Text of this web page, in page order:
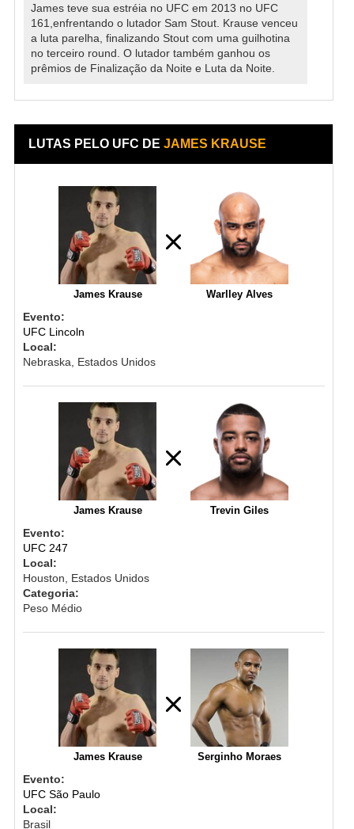
James teve sua estréia no UFC em 2013 no UFC
161,enfrentando o lutador Sam Stout. Krause venceu
a luta parelha, finalizando Stout com uma guilhotina
no terceiro round. O lutador também ganhou os
prêmios de Finalização da Noite e Luta da Noite.
LUTAS PELO UFC DEJAMES KRAUSE
James Krause Warlley Alves
Evento:
UFC Lincoln
Local:
Nebraska, Estados Unidos
James Krause Trevin Giles
Evento:
UFC 247
Local:
Houston, Estados Unidos
Categoria:
Peso Médio
James Krause Serginho Moraes
Evento:
UFC São Paulo
Local:
Brasil